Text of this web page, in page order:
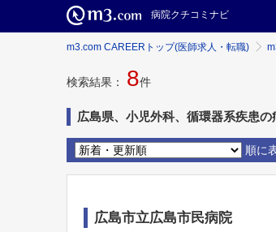
病院クチコミナビ
m3.com CAREERトップ(医師求人・転職)
検索結果： 8件
広島県、小児外科、循環器系疾患の
順に
広島市立広島市民病院